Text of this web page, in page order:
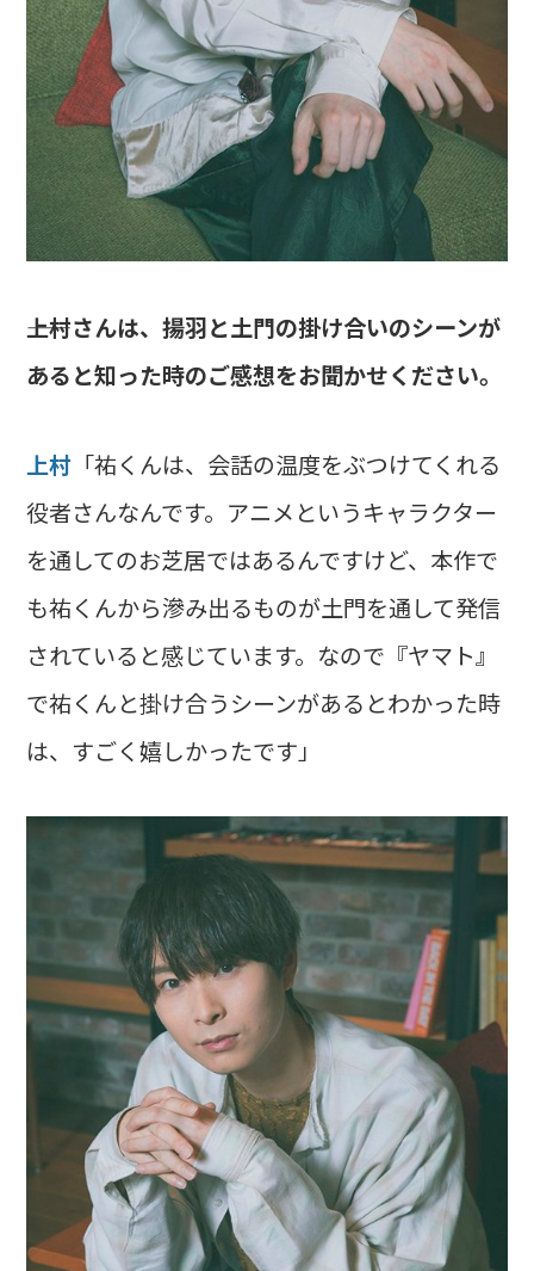
――上村さんは、揚羽と土門の掛け合いのシーンが
あると知った時のご感想をお聞かせください。
上村 「祐くんは、会話の温度をぶつけてくれる
役者さんなんです。アニメというキャラクター
を通してのお芝居ではあるんですけど、本作で
も祐くんから滲み出るものが土門を通して発信
されていると感じています。なので『ヤマト』
で祐くんと掛け合うシーンがあるとわかった時
は、すごく嬉しかったです」